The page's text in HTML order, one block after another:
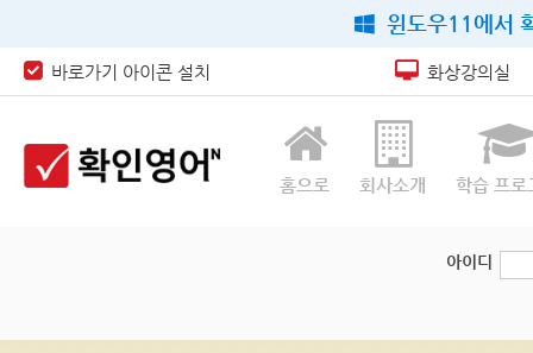
윈도우11에서
바로가기 아이콘 설치 화상강의실
홈으로 회사소개 학습 프로
아이디